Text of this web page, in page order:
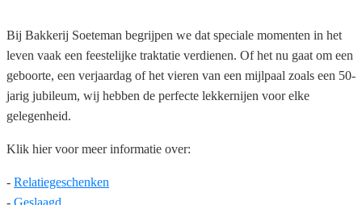
Bij Bakkerij Soeteman begrijpen we dat speciale momenten in het
leven vaak een feestelijke traktatie verdienen. Of het nu gaat om een
geboorte, een verjaardag of het vieren van een mijlpaal zoals een 50-
jarig jubileum, wij hebben de perfecte lekkernijen voor elke
gelegenheid.
Klik hier voor meer informatie over:
- Relatiegeschenken
- Geslaagd